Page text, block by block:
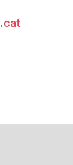
.cat